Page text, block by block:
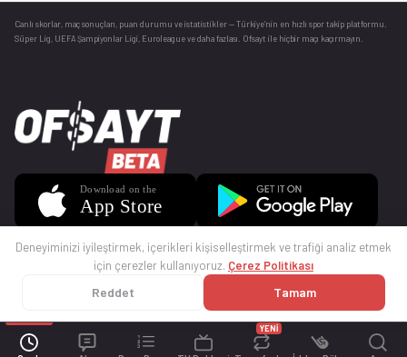
YENİ
Canlı skorlar , maç sonuçları, puan durumu ve istatistikler — Türkiye’nin en hızlı spor takip platformu.
Süper Lig, UEFA Şampiyonlar Ligi, Euroleague ve daha fazlası. Ofsayt ile hiçbir maçı kaçırmayın.
© 2025 Ofsayt
Deneyiminizi iyileştirmek, içerikleri kişiselleştirmek ve trafiği analiz etmek
için çerezler kullanıyoruz. Çerez Politikası
Reddet Tamam